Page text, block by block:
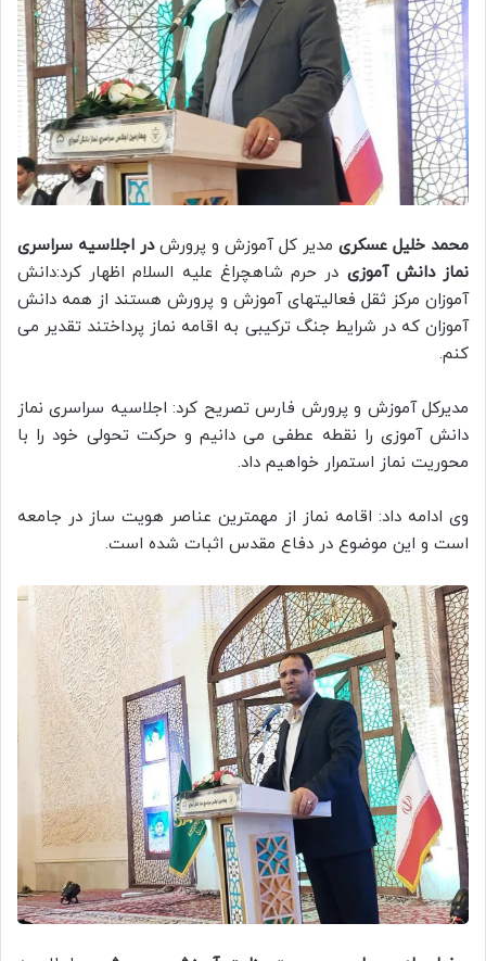
محمد خلیل عسکری مدیر کل آموزش و پرورشدر اجلاسیه سراسری
نماز دانش آموزی در حرم شاهچراغ علیه السلام اظهار کرد:دانش
آموزان مرکز ثقل فعالیتهای آموزش و پرورش هستند از همه دانش
آموزان که در شرایط جنگ ترکیبی به اقامه نماز پرداختند تقدیر می
کنم.
مدیرکل آموزش و پرورش فارس تصریح کرد: اجلاسیه سراسری نماز
دانش آموزی را نقطه عطفی می دانیم و حرکت تحولی خود را با
محوریت نماز استمرار خواهیم داد.
وی ادامه داد: اقامه نماز از مهمترین عناصر هویت ساز در جامعه
است و این موضوع در دفاع مقدس اثبات شده است.